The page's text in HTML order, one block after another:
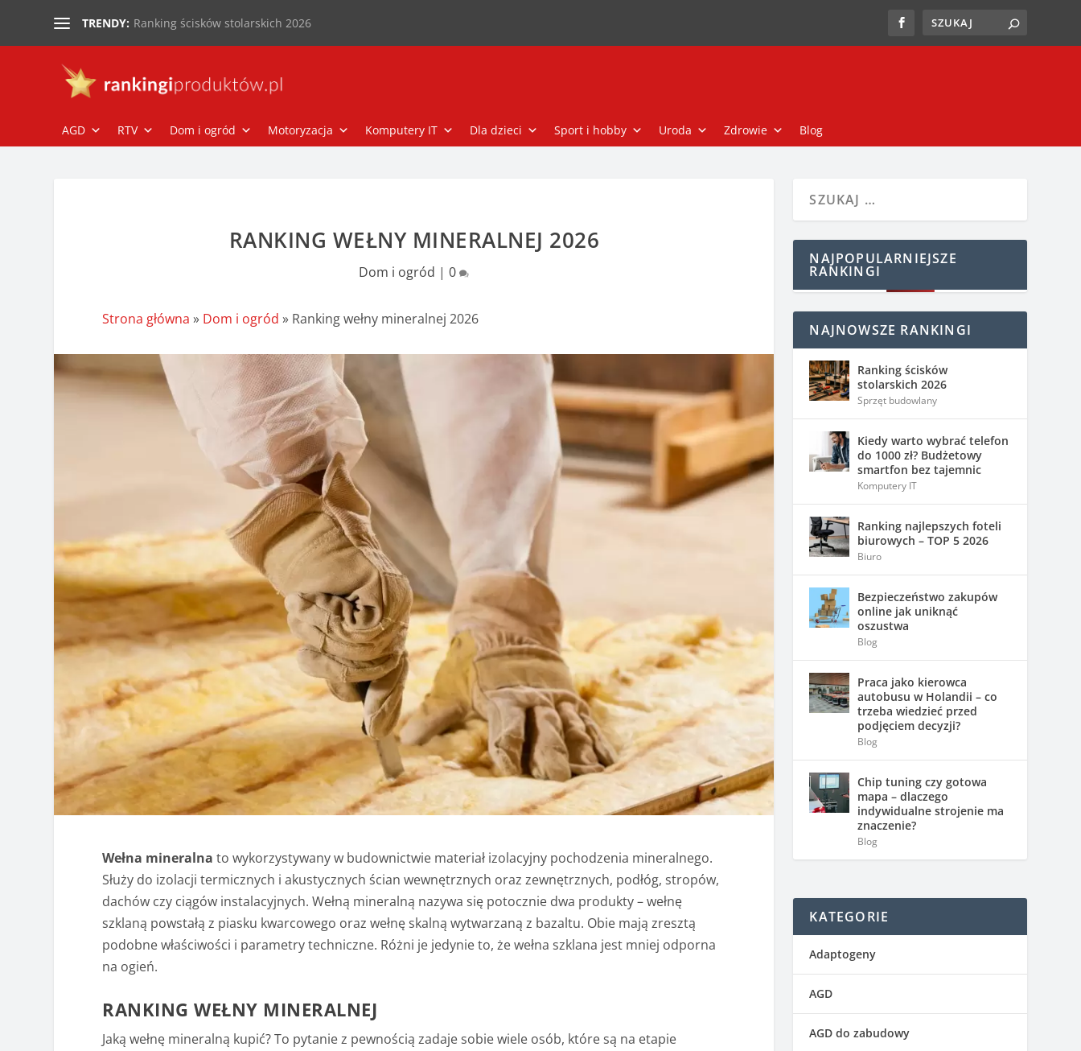
TRENDY: Ranking ścisków stolarskich 2026
AGD RTV Dom i ogród Motoryzacja Komputery IT Dla dzieci Sport i hobby Uroda Zdrowie Blog
RANKING WEŁNY MINERALNEJ 2026
Dom i ogród |0
Strona główna » Dom i ogród » Ranking wełny mineralnej 2026
Wełna mineralna to wykorzystywany w budownictwie materiał izolacyjny pochodzenia mineralnego.
Służy do izolacji termicznych i akustycznych ścian wewnętrznych oraz zewnętrznych, podłóg, stropów,
dachów czy ciągów instalacyjnych. Wełną mineralną nazywa się potocznie dwa produkty – wełnę
szklaną powstałą z piasku kwarcowego oraz wełnę skalną wytwarzaną z bazaltu. Obie mają zresztą
podobne właściwości i parametry techniczne. Różni je jedynie to, że wełna szklana jest mniej odporna
na ogień.
RANKING WEŁNY MINERALNEJ
Jaką wełnę mineralną kupić? To pytanie z pewnością zadaje sobie wiele osób, które są na etapie
NAJPOPULARNIEJSZE
RANKINGI
NAJNOWSZE RANKINGI
Ranking ścisków
stolarskich 2026
Sprzęt budowlany
Kiedy warto wybrać telefon
do 1000 zł? Budżetowy
smartfon bez tajemnic
Komputery IT
Ranking najlepszych foteli
biurowych – TOP 5 2026
Biuro
Bezpieczeństwo zakupów
online jak uniknąć
oszustwa
Blog
Praca jako kierowca
autobusu w Holandii – co
trzeba wiedzieć przed
podjęciem decyzji?
Blog
Chip tuning czy gotowa
mapa – dlaczego
indywidualne strojenie ma
znaczenie?
Blog
KATEGORIE
Adaptogeny
AGD
AGD do zabudowy